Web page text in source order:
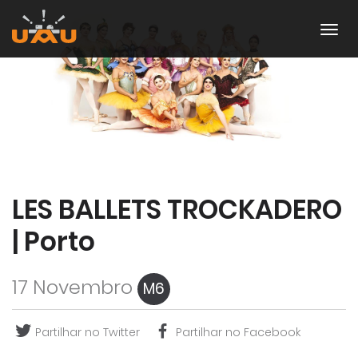
LES BALLETS TROCKADERO
| Porto
17 Novembro M6
Partilhar no Twitter
Partilhar no Facebook